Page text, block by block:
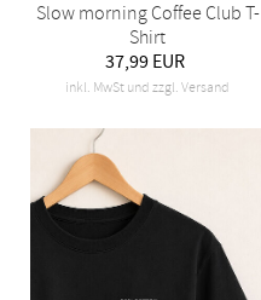
Slow morning Coffee Club T-
Shirt
37,99 EUR
inkl. MwSt und zzgl. Versand